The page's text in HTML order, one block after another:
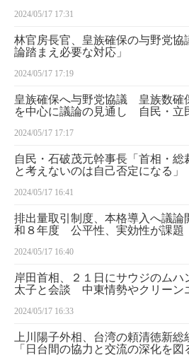
2024/05/17 17:31
林官房長官、皇族確保の与野党
論踏まえ必要な対応」
2024/05/17 17:19
皇族確保へ与野党協議 皇族数確
を中心に議論の見通し 自民・立
2024/05/17 17:17
自民・石破茂元幹事長「首相・総
と考えないのは自己否定になる」
2024/05/17 16:41
排出量取引制度、本格導入へ議
和８年度 公平性、実効性が課題
2024/05/17 16:40
岸田首相、２１日にサウジのムハ
太子と会談 中東情勢やクリーン
2024/05/17 16:33
上川陽子外相、台湾の頼清徳新総
「日台間の協力と交流の深化を図